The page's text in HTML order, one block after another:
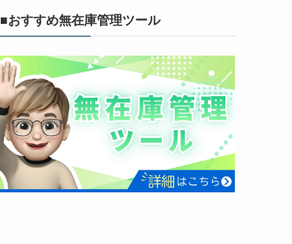
■おすすめ無在庫管理ツール